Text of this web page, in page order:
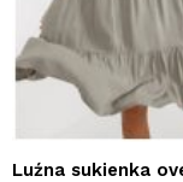
Luźna sukienka